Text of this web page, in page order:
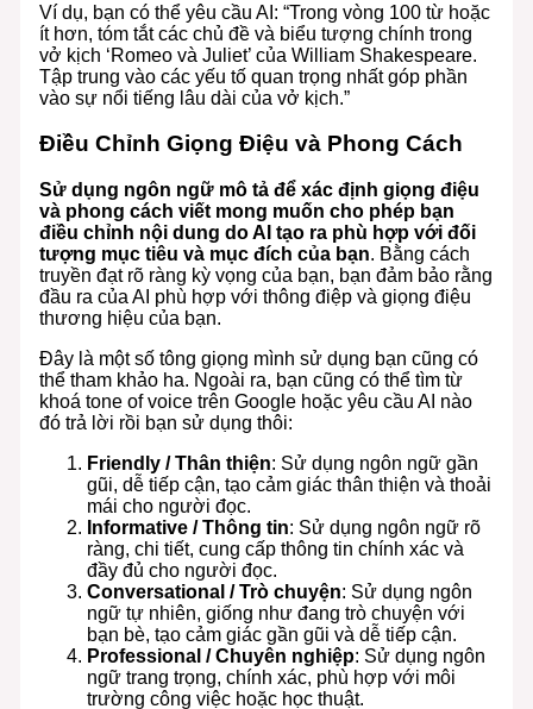
Ví dụ, bạn có thể yêu cầu AI: “Trong vòng 100 từ hoặc
ít hơn, tóm tắt các chủ đề và biểu tượng chính trong
vở kịch ‘Romeo và Juliet’ của William Shakespeare.
Tập trung vào các yếu tố quan trọng nhất góp phần
vào sự nổi tiếng lâu dài của vở kịch.”
Điều Chỉnh Giọng Điệu và Phong Cách
Sử dụng ngôn ngữ mô tả để xác định giọng điệu
và phong cách viết mong muốn cho phép bạn
điều chỉnh nội dung do AI tạo ra phù hợp với đối
tượng mục tiêu và mục đích của bạn. Bằng cách
truyền đạt rõ ràng kỳ vọng của bạn, bạn đảm bảo rằng
đầu ra của AI phù hợp với thông điệp và giọng điệu
thương hiệu của bạn.
Đây là một số tông giọng mình sử dụng bạn cũng có
thể tham khảo ha. Ngoài ra, bạn cũng có thể tìm từ
khoá tone of voice trên Google hoặc yêu cầu AI nào
đó trả lời rồi bạn sử dụng thôi:
Friendly / Thân thiện: Sử dụng ngôn ngữ gần
gũi, dễ tiếp cận, tạo cảm giác thân thiện và thoải
mái cho người đọc.
Informative / Thông tin: Sử dụng ngôn ngữ rõ
ràng, chi tiết, cung cấp thông tin chính xác và
đầy đủ cho người đọc.
Conversational / Trò chuyện: Sử dụng ngôn
ngữ tự nhiên, giống như đang trò chuyện với
bạn bè, tạo cảm giác gần gũi và dễ tiếp cận.
Professional / Chuyên nghiệp: Sử dụng ngôn
ngữ trang trọng, chính xác, phù hợp với môi
trường công việc hoặc học thuật.